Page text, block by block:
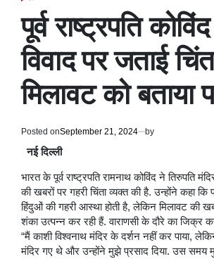
पूर्व राष्ट्रपति
विवाद पर जताई
मिलावट को बताया
Posted onSeptember 21, 2024 by
नई दिल्ली
भारत के पूर्व राष्ट्रपति रामनाथ कोविंद ने तिरुपति
की खबरों पर गहरी चिंता व्यक्त की है. उन्होंने कहा
हिंदुओं की गहरी आस्था होती है, लेकिन मिलावट की
शंका उत्पन्न कर रही हैं. वाराणसी के दौरे का जिक्र
“मैं काशी विश्वनाथ मंदिर के दर्शन नहीं कर पाया,
मंदिर गए थे और उन्होंने मुझे प्रसाद दिया. उस समय